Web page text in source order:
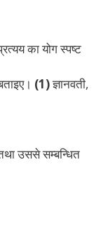
का योग स्पष्ट
(1)ज्ञानवती,
उससे सम्बन्धित